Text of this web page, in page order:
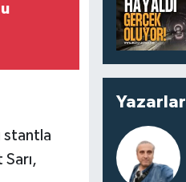
stantla
Yazarlar